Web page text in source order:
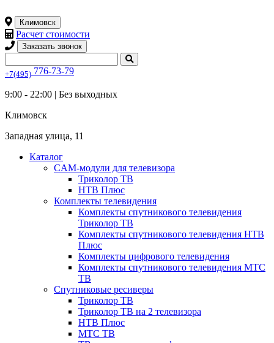
Климовск
Расчет стоимости
Заказать звонок
+7(495) 776-73-79
9:00 - 22:00 | Без выходных
Климовск
Западная улица, 11
Каталог
CAM-модули для телевизора
Триколор ТВ
НТВ Плюс
Комплекты телевидения
Комплекты спутникового телевидения
Триколор ТВ
Комплекты спутникового телевидения НТВ
Плюс
Комплекты цифрового телевидения
Комплекты спутникового телевидения МТС
ТВ
Спутниковые ресиверы
Триколор ТВ
Триколор ТВ на 2 телевизора
НТВ Плюс
МТС ТВ